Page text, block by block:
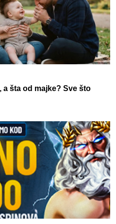
a šta od majke? Sve što